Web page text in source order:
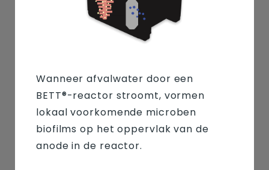
Wanneer afvalwater door een
BETT®-reactor stroomt, vormen
lokaal voorkomende microben
biofilms op het oppervlak van de
anode in de reactor.